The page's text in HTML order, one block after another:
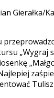
Gierałka/
„Wygraj